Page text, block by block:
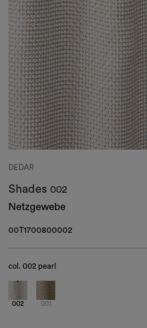
DEDAR
Shades 002
Netzgewebe
00T1700800002
col.002 pearl
002 001